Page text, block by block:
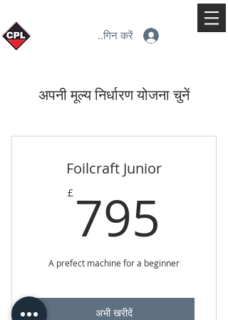
लॉगिन करें
अपनी मूल्य निर्धारण योजना चुनें
Foilcraft Junior
£ 795
A prefect machine for a beginner
अभी खरीदें